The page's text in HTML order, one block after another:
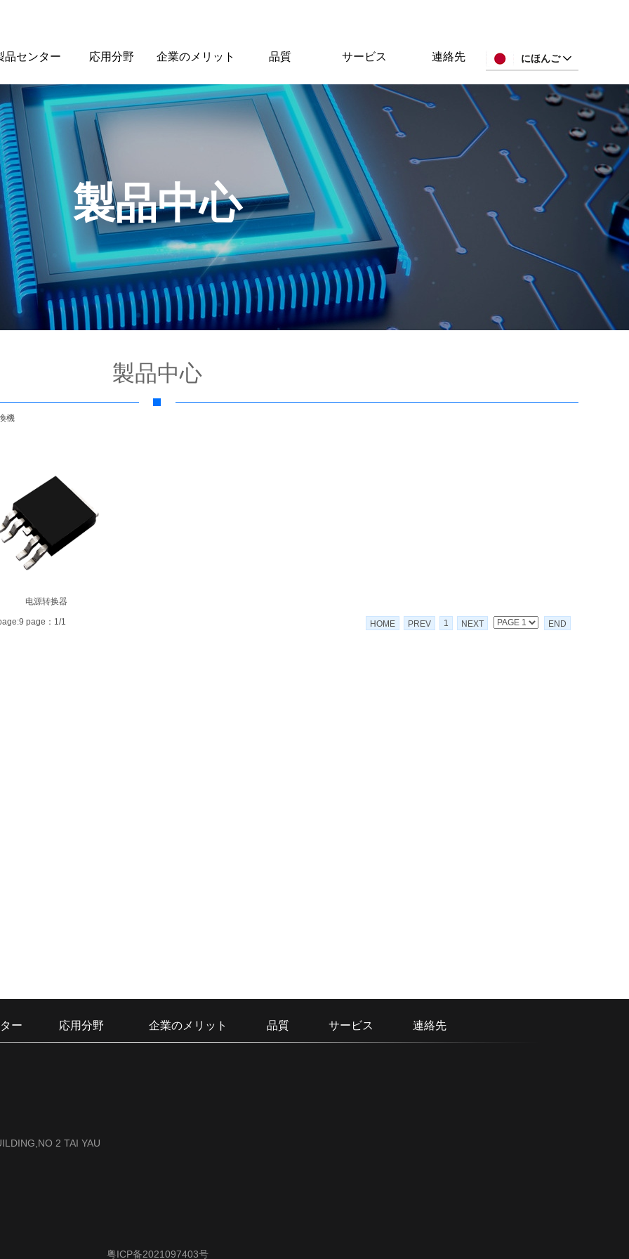
品センター 応用分野 企業のメリット 品質 サービス 連絡先 にほんご
機
电源转换器
page：1/1 HOME PREV 1 NEXT END
製品中心
製品中心
粤ICP备2021097403号
ー 応用分野 企業のメリット 品質 サービス 連絡先
2 TAI YAU